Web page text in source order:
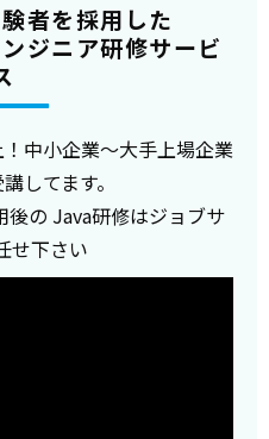
者を採用した
ジニア研修サービ
中小企業～大手上場企業
してます。
の Java研修はジョブサ
せ下さい